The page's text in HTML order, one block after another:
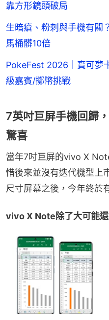
靠方形鏡頭破局
生暗瘡、粉刺與手機有
馬桶髒10倍
PokeFest 2026｜寶可夢
級嘉賓/擲幣挑戰
7英吋巨屏手機回歸
驚喜
當年7吋巨屏的vivo X
惜後來並沒有迭代機型上
尺寸屏幕之後，今年終於
vivo X Note除了大可能還